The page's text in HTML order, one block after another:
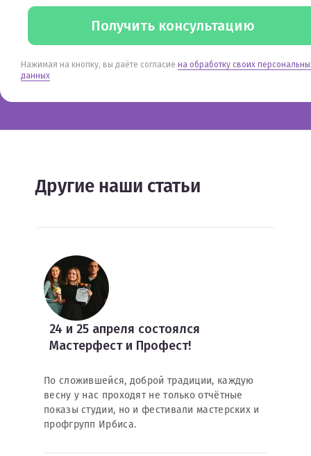
Получить консультацию
Нажимая на кнопку, вы даёте согласие на обработку своих
данных
Другие наши статьи
24 и 25 апреля состоялся
Мастерфест и Профест!
По сложившейся, доброй традиции, каждую
весну у нас проходят не только отчётные
показы студии, но и фестивали мастерских и
профгрупп Ирбиса.